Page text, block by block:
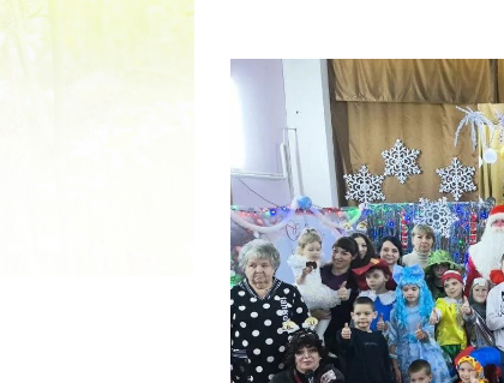
2022 ГОД
МАТЕРИ В
19.12.2021